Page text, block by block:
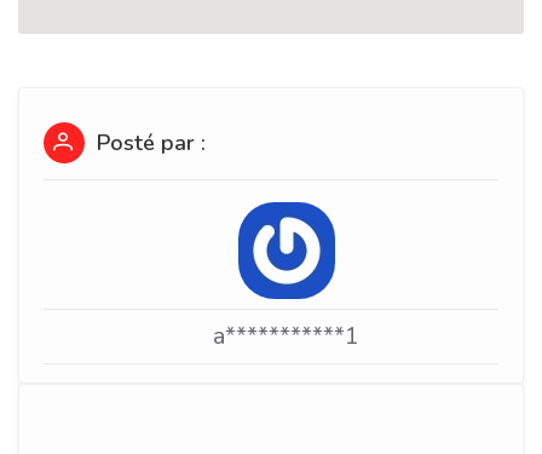
Posté par :
a***********1